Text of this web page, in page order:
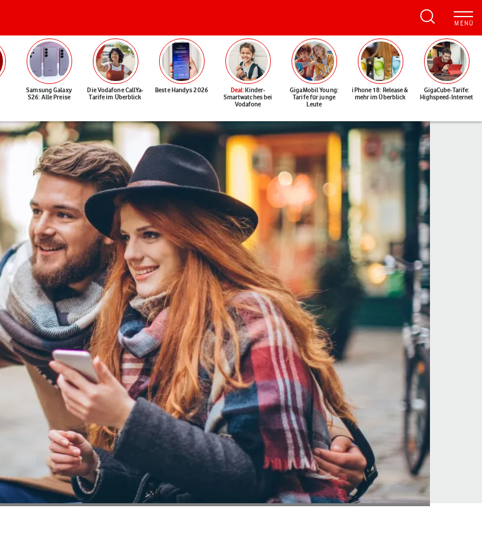
Samsung Galaxy
S26: Alle Preise
Die Vodafone CallYa-
Tarife im Überblick
Beste Handys 2026 Deal: Kinder-
Smartwatches bei
Vodafone
GigaMobil Young:
Tarife für junge
Leute
iPhone 18: Release &
mehr im Überblick
GigaCube-Tarife:
Highspeed-Internet